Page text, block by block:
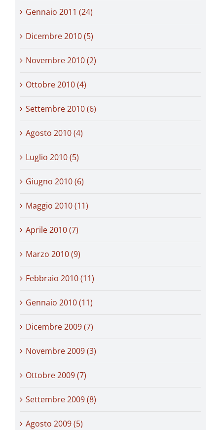
Gennaio 2011 (24)
Dicembre 2010 (5)
Novembre 2010 (2)
Ottobre 2010 (4)
Settembre 2010 (6)
Agosto 2010 (4)
Luglio 2010 (5)
Giugno 2010 (6)
Maggio 2010 (11)
Aprile 2010 (7)
Marzo 2010 (9)
Febbraio 2010 (11)
Gennaio 2010 (11)
Dicembre 2009 (7)
Novembre 2009 (3)
Ottobre 2009 (7)
Settembre 2009 (8)
Agosto 2009 (5)